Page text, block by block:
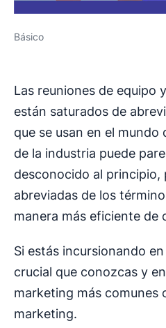
Básico
Las reuniones de equipo
están saturados de
que se usan en el mundo
de la industria puede
desconocido al principio,
abreviadas de los
manera más eficiente de
Si estás incursionando
crucial que conozcas y
marketing más comunes
marketing.